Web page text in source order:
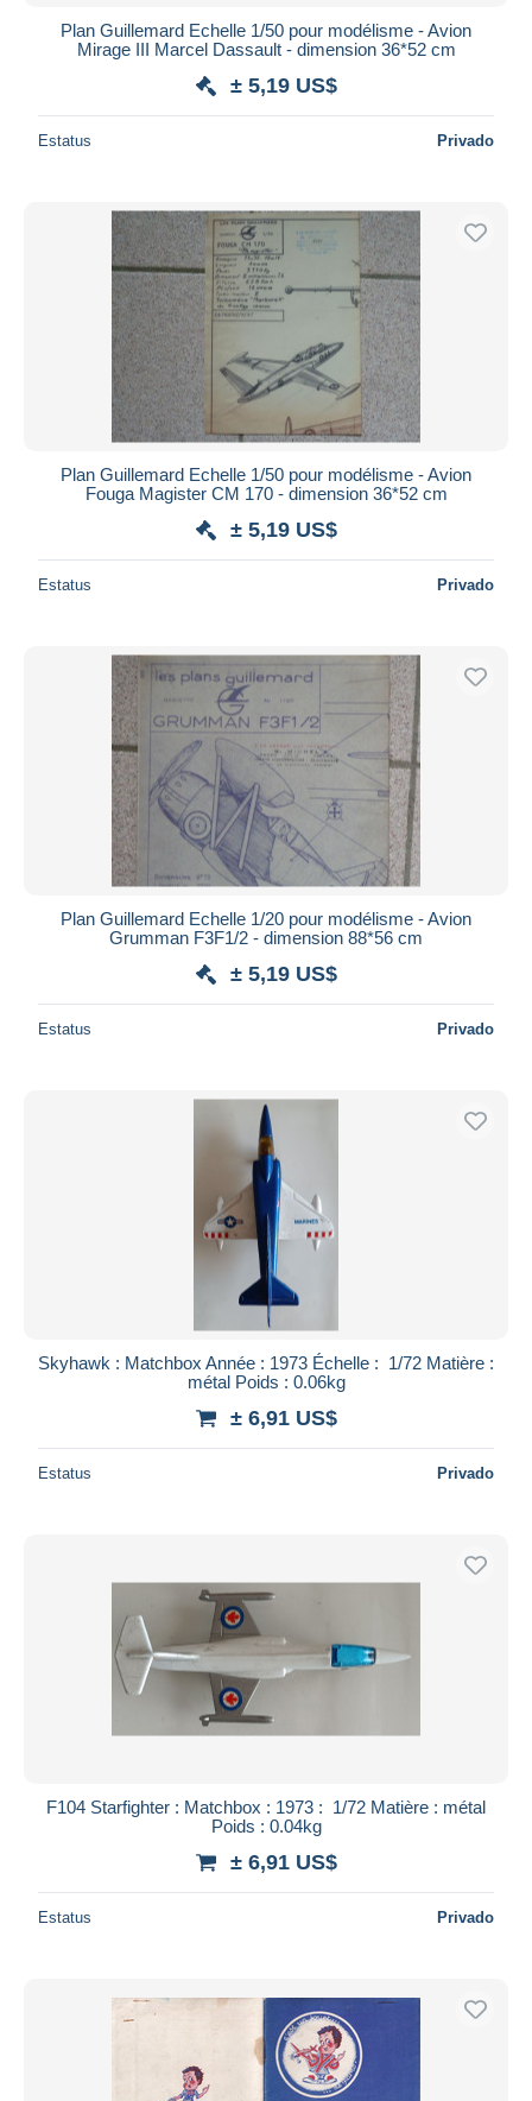
Plan Guillemard Echelle 1/50 pour modélisme - Avion
Mirage III Marcel Dassault - dimension 36*52 cm
± 5,19 US$
Estatus Privado
Plan Guillemard Echelle 1/50 pour modélisme - Avion
Fouga Magister CM 170 - dimension 36*52 cm
± 5,19 US$
Estatus Privado
Plan Guillemard Echelle 1/20 pour modélisme - Avion
Grumman F3F1/2 - dimension 88*56 cm
± 5,19 US$
Estatus Privado
Skyhawk : Matchbox Année : 1973 Échelle : 1/72 Matière :
métal Poids : 0.06kg
± 6,91 US$
Estatus Privado
F104 Starfighter : Matchbox : 1973 : 1/72 Matière : métal
Poids : 0.04kg
± 6,91 US$
Estatus Privado